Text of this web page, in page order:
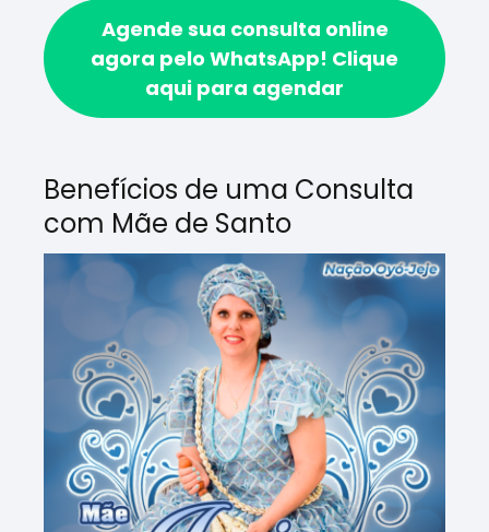
Agende sua consulta online
agora pelo WhatsApp! Clique
aqui para agendar
Benefícios de uma Consulta
com Mãe de Santo